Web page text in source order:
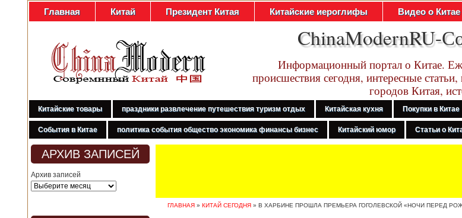
Главная Китай Президент Китая Китайские иероглифы Видео о Китае
ChinaModernRU-
Информационный портал о Китае.
происшествия сегодня, интересные
городов Китая,
Китайские товары праздники развлечение путешествия туризм отдых Китайская кухня Покупки в Китае
События в Китае политика события общество экономика финансы бизнес Китайский юмор Статьи о
АРХИВ ЗАПИСЕЙ
Архив записей
ГЛАВНАЯ » КИТАЙ СЕГОДНЯ » В ХАРБИНЕ ПРОШЛА ПРЕМЬЕРА ГОГОЛЕВСКОЙ «НОЧИ ПЕРЕД